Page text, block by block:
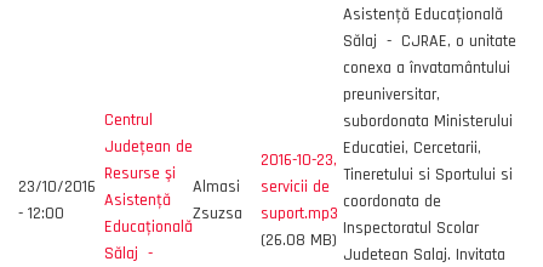
23/10/2016
- 12:00
Centrul
Judeţean de
Resurse şi
Asistenţă
Educaţională
Sălaj -
Almasi
Zsuzsa
2016-10-23,
servicii de
suport.mp3
(26.08 MB)
Asistenţă Educaţională
Sălaj - CJRAE, o unitate
conexa a învatamântului
preuniversitar,
subordonata Ministerului
Educatiei, Cercetarii,
Tineretului si Sportului si
coordonata de
Inspectoratul Scolar
Judetean Salaj. Invitata